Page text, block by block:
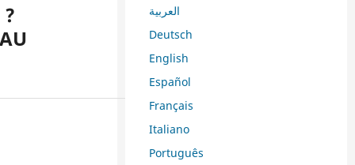
العربية
Deutsch
English
Español
Français
Italiano
Português